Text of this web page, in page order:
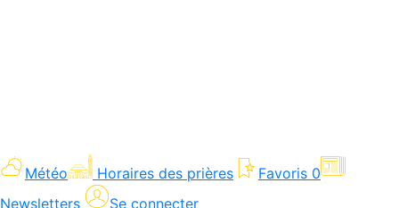
Météo Horaires des prières Favoris 0
Newsletters
Se connecter